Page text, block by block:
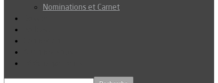
Nominations et Carnet